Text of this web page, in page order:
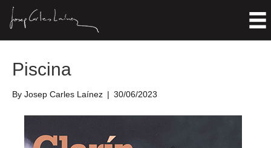
Posts Tagged ‘2016’
Piscina
By Josep Carles Laínez | 30/06/2023